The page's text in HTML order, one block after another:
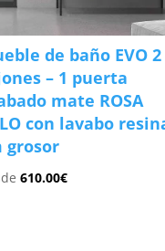
de baño EVO 2
– 1 puerta
mate ROSA
con lavabo
grosor
610.00€